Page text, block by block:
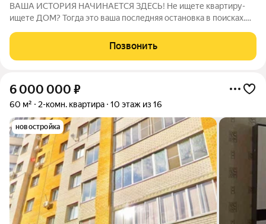
ВАША ИСТОРИЯ НАЧИНАЕТСЯ ЗДЕСЬ! Не ищете квартиру-
ищете ДОМ? Тогда это ваша последняя остановка в поисках.
Перед вами идеально подготовленная трехкомнатная
квартира 91 м, где каждая деталь
Позвонить
6 000 000 ₽
60 м² 2-комн. квартира 10 этаж из 16
новостройка